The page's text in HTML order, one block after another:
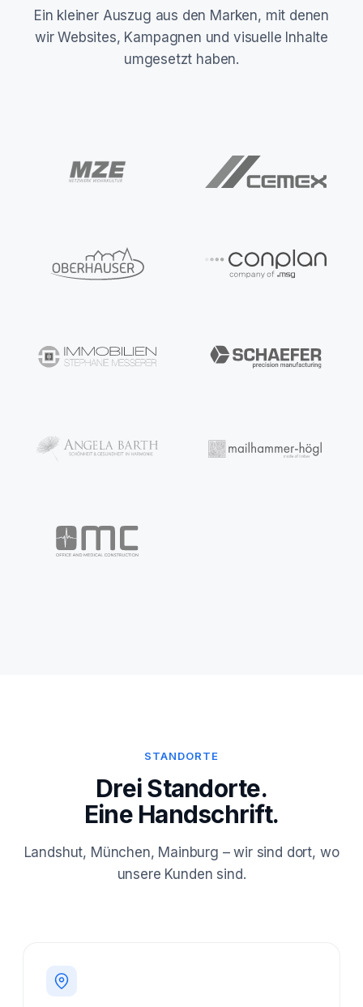
Ein kleiner Auszug aus den Marken, mit denen
wir Websites, Kampagnen und visuelle Inhalte
umgesetzt haben.
STANDORTE
Drei Standorte.
Eine Handschrift.
Landshut, München, Mainburg – wir sind dort, wo
unsere Kunden sind.